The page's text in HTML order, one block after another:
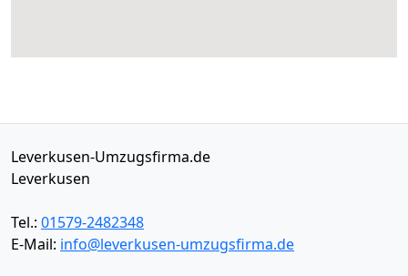
Leverkusen-Umzugsfirma.de
Leverkusen
Tel.: 01579-2482348
E-Mail: info@leverkusen-umzugsfirma.de